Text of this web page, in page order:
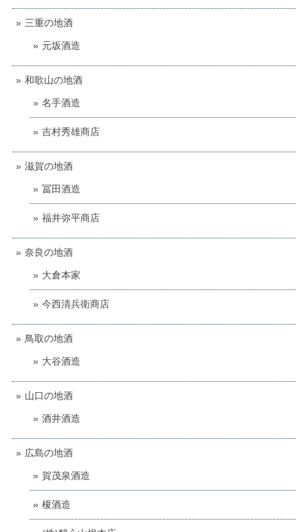
三重の地酒
元坂酒造
和歌山の地酒
名手酒造
吉村秀雄商店
滋賀の地酒
冨田酒造
福井弥平商店
奈良の地酒
大倉本家
今西清兵衛商店
鳥取の地酒
大谷酒造
山口の地酒
酒井酒造
広島の地酒
賀茂泉酒造
榎酒造